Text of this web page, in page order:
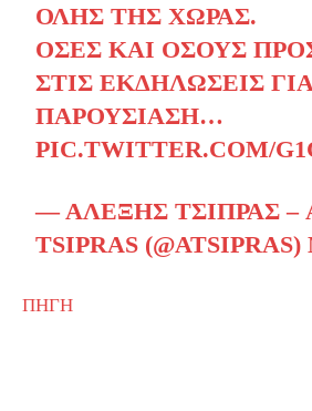
ΌΛΗΣ ΤΗΣ ΧΏΡΑΣ.
ΌΣΕΣ ΚΑΙ ΌΣΟΥΣ
ΣΤΙΣ ΕΚΔΗΛΏΣΕΙΣ
ΠΑΡΟΥΣΊΑΣΉ…
PIC.TWITTER.COM/
— ΑΛΈΞΗΣ ΤΣΊΠΡΑΣ –
TSIPRAS (@ATSIPRAS)
ΠΗΓΗ